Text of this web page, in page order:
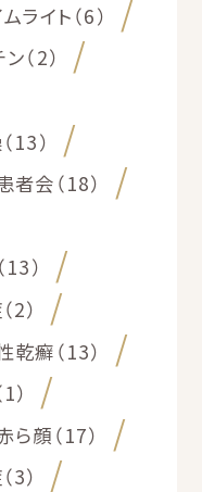
ライト（6）
（2）
13）
者会（18）
）
2）
乾癬（13）
）
ら顔（17）
3）